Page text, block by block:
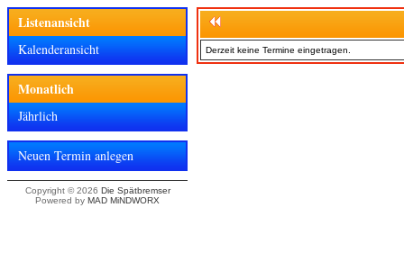
Listenansicht
Kalenderansicht
Monatlich
Jährlich
Neuen Termin anlegen
Copyright © 2026 Die Spätbremser
Powered by MAD MiNDWORX
Derzeit keine Termine eingetragen.